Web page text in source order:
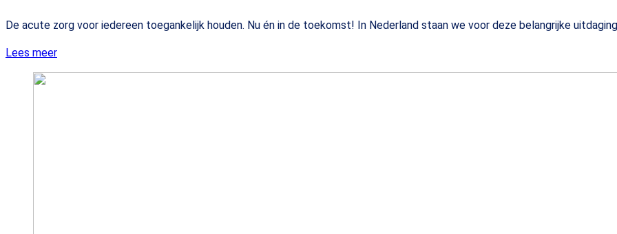
De acute zorg voor iedereen toegankelijk houden. Nu én in de toekomst! In Nederland staan we voor deze belangrijke
Lees meer